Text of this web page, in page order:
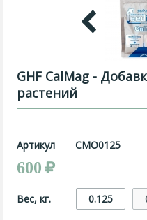
GHF CalMag -
растений
Артикул CMO0125
600
Вес, кг. 0.125